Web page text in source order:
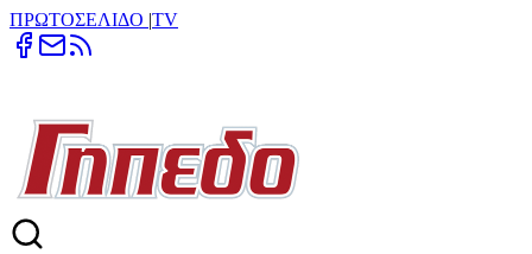
ΠΡΩΤΟΣΕΛΙΔΟ |TV